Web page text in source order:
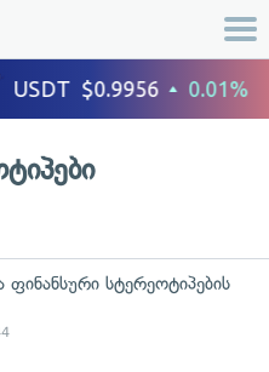
ფინანსური სტერეოტიპების